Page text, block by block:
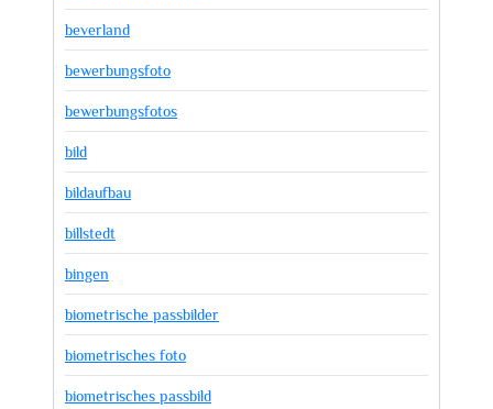
beverland
bewerbungsfoto
bewerbungsfotos
bild
bildaufbau
billstedt
bingen
biometrische passbilder
biometrisches foto
biometrisches passbild